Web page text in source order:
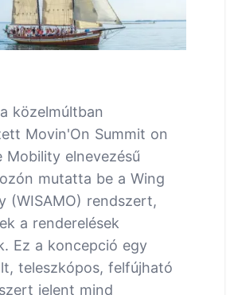
közelmúltban
Movin'On Summit on
Mobility elnevezésű
mutatta be a Wing
(WISAMO) rendszert,
a renderelések
Ez a koncepció egy
teleszkópos, felfújható
jelent mind